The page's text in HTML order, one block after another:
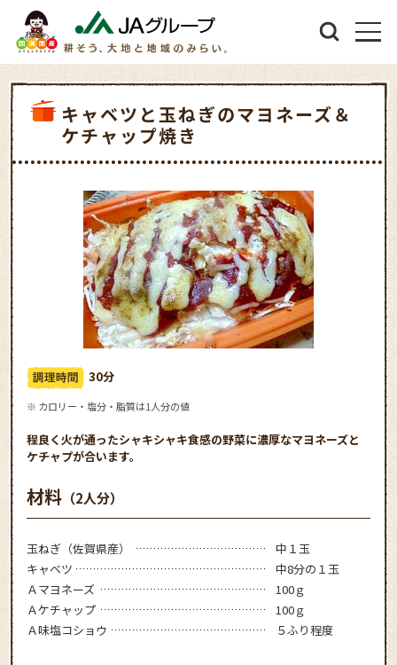
キャベツと玉ねぎのマヨネーズ＆
ケチャップ焼き
30分
※ カロリー・塩分・脂質は1人分の値
程良く火が通ったシャキシャキ食感の野菜に濃厚なマヨネーズと
ケチャプが合います。
材料 （2人分）
玉ねぎ（佐賀県産）
中１玉
キャベツ
中8分の１玉
Ａマヨネーズ
100ｇ
Ａケチャップ
100ｇ
Ａ味塩コショウ
５ふり程度